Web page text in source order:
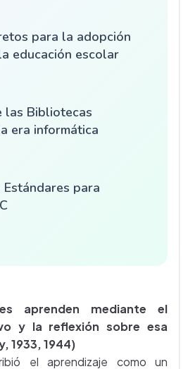
para la adopción
educación escolar
las Bibliotecas
era informática
Estándares para
aprenden mediante el
y la reflexión sobre esa
1933, 1944)
el aprendizaje como un